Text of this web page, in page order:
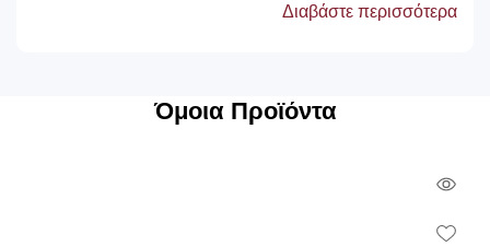
● Βίδες και ούπα για την τοποθέτηση του
κουρτίνες (χοντρό και λεπτό φύλλο), τοποθετείτε
Διαβάστε περισσότερα
Όμοια Προϊόντα